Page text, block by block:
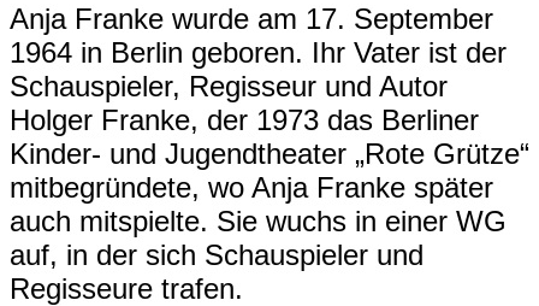
Anja Franke wurde am 17. September
1964 in Berlin geboren. Ihr Vater ist der
Schauspieler, Regisseur und Autor
Holger Franke, der 1973 das Berliner
Kinder- und Jugendtheater „Rote Grütze“
mitbegründete, wo Anja Franke später
auch mitspielte. Sie wuchs in einer WG
auf, in der sich Schauspieler und
Regisseure trafen.